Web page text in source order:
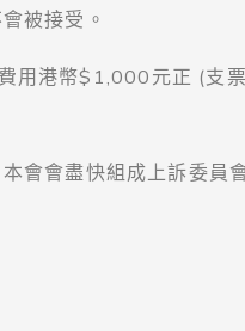
被接受。
港幣$1,000元正 (支
會會盡快組成上訴委